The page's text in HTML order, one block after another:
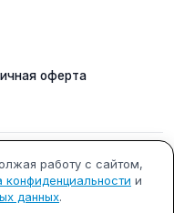
любить.
оферта
615490002327
работу с сайтом,
конфиденциальности и
данных.